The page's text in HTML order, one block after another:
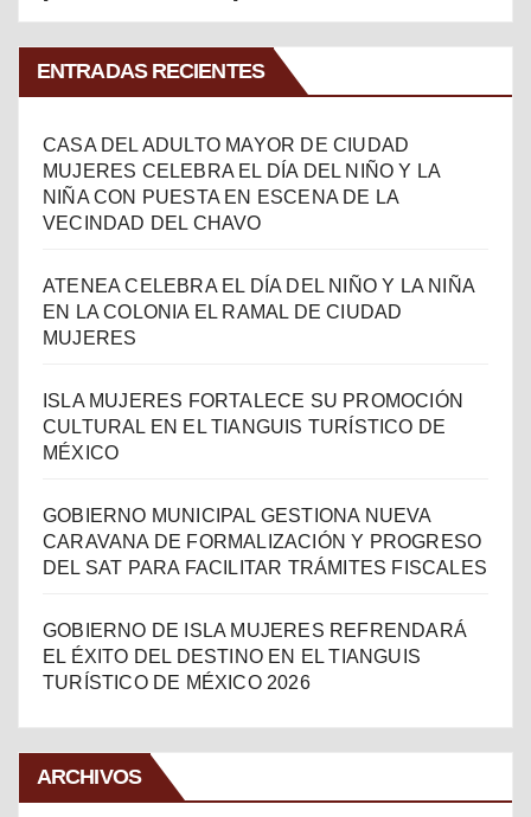
ENTRADAS RECIENTES
CASA DEL ADULTO MAYOR DE CIUDAD
MUJERES CELEBRA EL DÍA DEL NIÑO Y LA
NIÑA CON PUESTA EN ESCENA DE LA
VECINDAD DEL CHAVO
ATENEA CELEBRA EL DÍA DEL NIÑO Y LA NIÑA
EN LA COLONIA EL RAMAL DE CIUDAD
MUJERES
ISLA MUJERES FORTALECE SU PROMOCIÓN
CULTURAL EN EL TIANGUIS TURÍSTICO DE
MÉXICO
GOBIERNO MUNICIPAL GESTIONA NUEVA
CARAVANA DE FORMALIZACIÓN Y PROGRESO
DEL SAT PARA FACILITAR TRÁMITES FISCALES
GOBIERNO DE ISLA MUJERES REFRENDARÁ
EL ÉXITO DEL DESTINO EN EL TIANGUIS
TURÍSTICO DE MÉXICO 2026
ARCHIVOS